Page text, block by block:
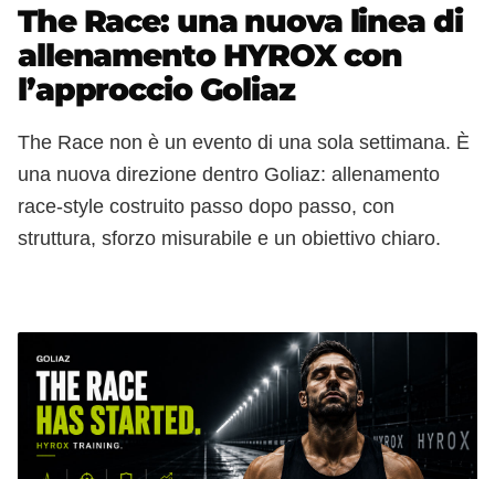
The Race: una nuova linea di
allenamento HYROX con
l’approccio Goliaz
The Race non è un evento di una sola settimana. È
una nuova direzione dentro Goliaz: allenamento
race‑style costruito passo dopo passo, con
struttura, sforzo misurabile e un obiettivo chiaro.